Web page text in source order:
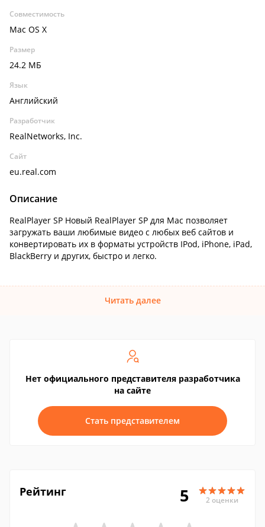
Совместимость
Mac OS X
Размер
24.2 МБ
Язык
Английский
Разработчик
RealNetworks, Inc.
Сайт
eu.real.com
Описание
RealPlayer SP Новый RealPlayer SP для Mac позволяет
загружать ваши любимые видео с любых веб сайтов и
конвертировать их в форматы устройств IPod, iPhone, iPad,
BlackBerry и других, быстро и легко.
Читать далее
Нет официального представителя разработчика
на сайте
Стать представителем
Рейтинг 5 2 оценки